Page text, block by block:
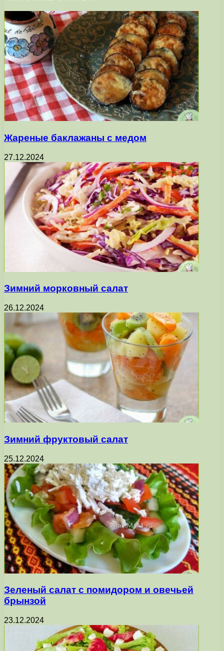
Жареные баклажаны с медом
27.12.2024
Зимний морковный салат
26.12.2024
Зимний фруктовый салат
25.12.2024
Зеленый салат с помидором и овечьей
брынзой
23.12.2024